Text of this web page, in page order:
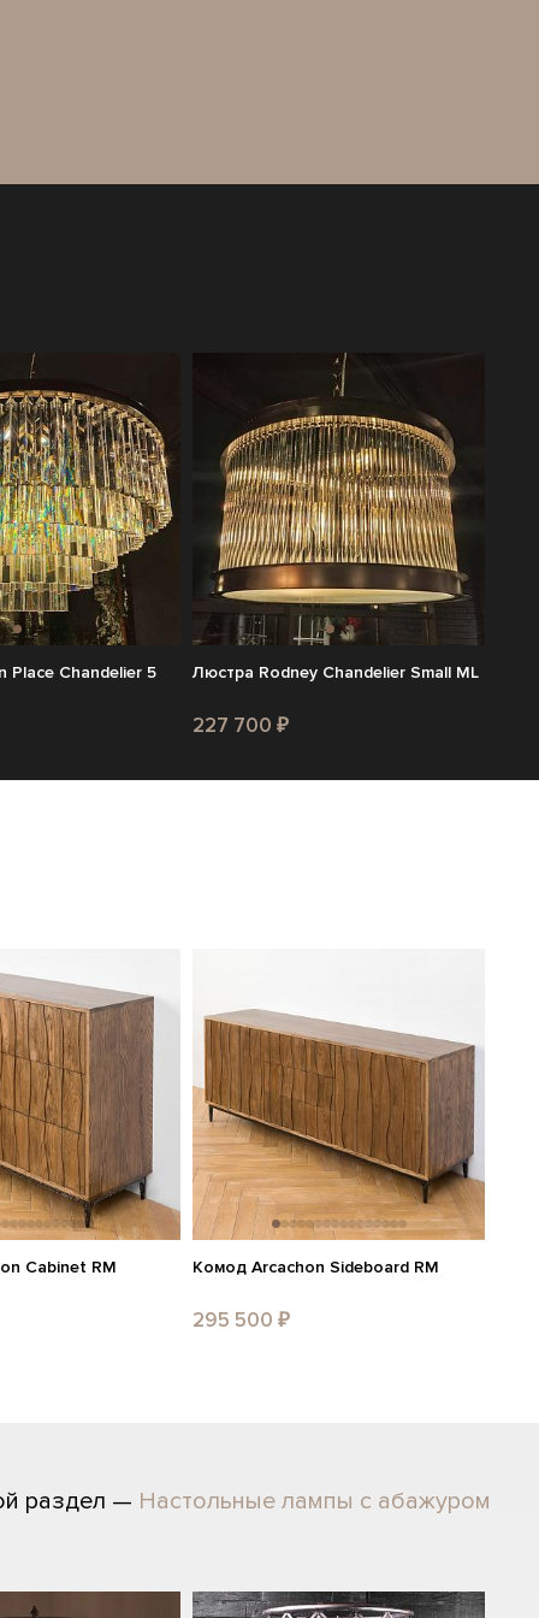
Place Chandelier 5
Люстра Rodney Chandelier Small ML
227 700 ₽
Cabinet RM Комод Arcachon Sideboard RM
295 500 ₽
раздел — Настольные лампы с абажуром